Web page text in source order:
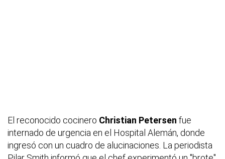
El reconocido cocinero Christian Petersen fue
internado de urgencia en el Hospital Alemán, donde
ingresó con un cuadro de alucinaciones. La periodista